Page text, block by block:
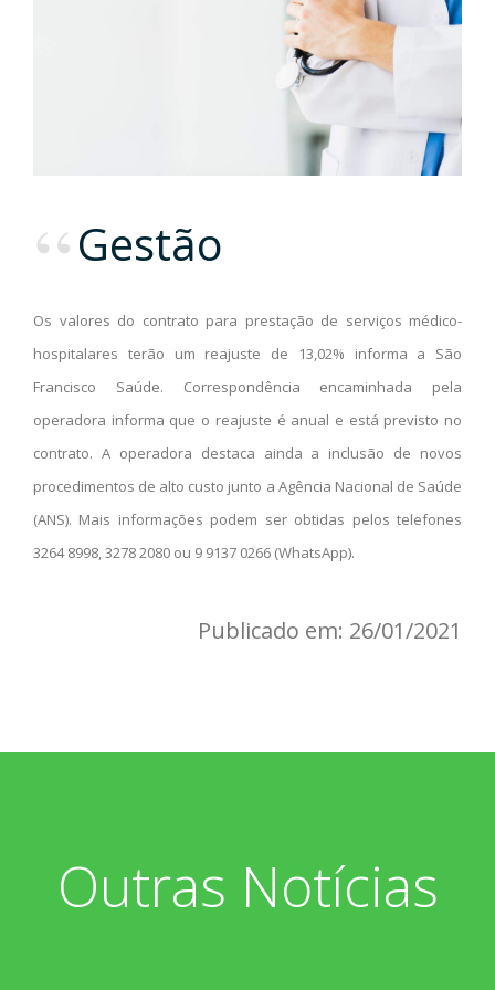
Gestão
Os valores do contrato para prestação de serviços médico-
hospitalares terão um reajuste de 13,02% informa a São
Francisco Saúde. Correspondência encaminhada pela
operadora informa que o reajuste é anual e está previsto no
contrato. A operadora destaca ainda a inclusão de novos
procedimentos de alto custo junto a Agência Nacional de Saúde
(ANS). Mais informações podem ser obtidas pelos telefones
3264 8998, 3278 2080 ou 9 9137 0266 (WhatsApp).
Publicado em: 26/01/2021
Outras Notícias